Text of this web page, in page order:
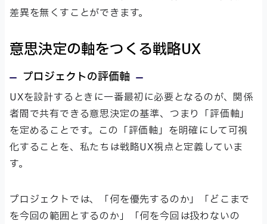
差異を無くすことができます。
意思決定の軸をつくる戦略UX
プロジェクトの評価軸
UXを設計するときに一番最初に必要となるのが、関係
者間で共有できる意思決定の基準、つまり「評価軸」
を定めることです。この「評価軸」を明確にして可視
化することを、私たちは戦略UX視点と定義していま
す。
プロジェクトでは、「何を優先するのか」「どこまで
を今回の範囲とするのか」「何を今回は扱わないの